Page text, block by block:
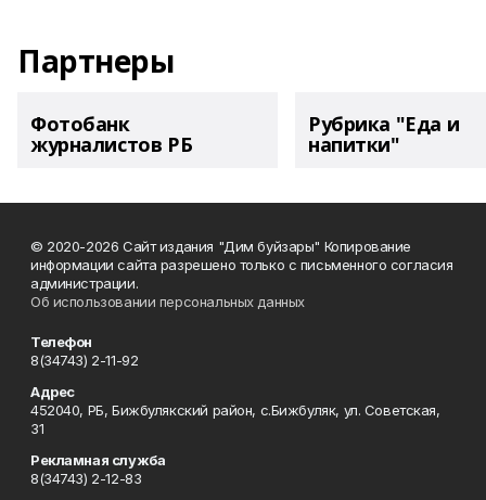
Партнеры
Фотобанк
журналистов РБ
Рубрика "Еда и
напитки"
© 2020-2026 Сайт издания "Дим буйзары" Копирование
информации сайта разрешено только с письменного согласия
администрации.
Об использовании персональных данных
Телефон
8(34743) 2-11-92
Адрес
452040, РБ, Бижбулякский район, с.Бижбуляк, ул. Советская,
31
Рекламная служба
8(34743) 2-12-83